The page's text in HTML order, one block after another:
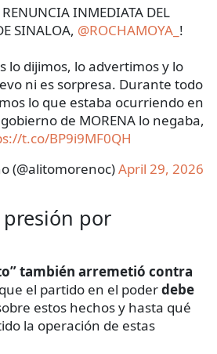
RENUNCIA INMEDIATA DEL
SINALOA, @ROCHAMOYA_ !
lo dijimos, lo advertimos y lo
ni es sorpresa. Durante todo
lo que estaba ocurriendo en
de MORENA lo negaba,
t.co/BP9i9MF0QH
(@alitomorenoc)April 29, 2026
por
también arremetió contra
el partido en el poderdebe
estos hechos y hasta qué
la operación de estas